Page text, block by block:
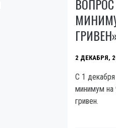
2 ДЕКАБРЯ,
С 1
минимум на
гривен.